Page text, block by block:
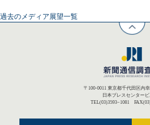
過去のメディア展望一覧
〒100-0011 東京都千代田区内
日本プレスセンター
TEL(03)3593−1081